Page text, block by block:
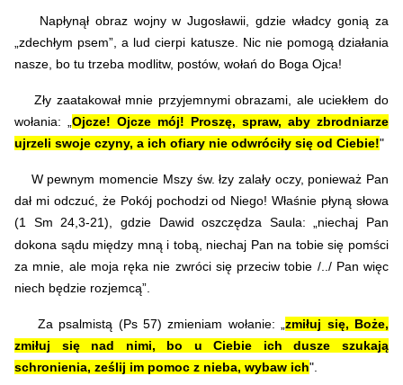
Napłynął obraz wojny w Jugosławii, gdzie władcy gonią za
„zdechłym psem”, a lud cierpi katusze. Nic nie pomogą działania
nasze, bo tu trzeba modlitw, postów, wołań do Boga Ojca!
Zły zaatakował mnie przyjemnymi obrazami, ale uciekłem do
wołania: „ Ojcze! Ojcze mój! Proszę, spraw, aby zbrodniarze
ujrzeli swoje czyny, a ich ofiary nie odwróciły się od Ciebie!"
W pewnym momencie Mszy św. łzy zalały oczy, ponieważ Pan
dał mi odczuć, że Pokój pochodzi od Niego! Właśnie płyną słowa
(1 Sm 24,3-21), gdzie Dawid oszczędza Saula:
„niechaj Pan
dokona sądu między mną i tobą, niechaj Pan na tobie się pomści
za mnie, ale moja ręka nie zwróci się przeciw tobie /../ Pan więc
niech będzie rozjemcą”.
Za psalmistą (Ps 57) zmieniam wołanie: „zmiłuj się, Boże,
zmiłuj się nad nimi, bo u Ciebie ich dusze szukają
schronienia, ześlij im pomoc z nieba, wybaw ich".